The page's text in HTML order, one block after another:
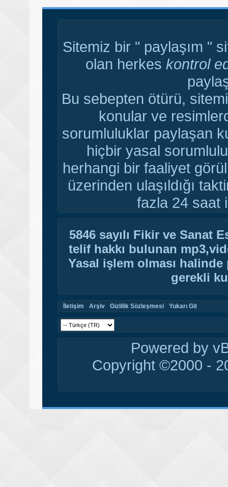
Sitemiz bir " paylaşım "
olan herkes kontrol
Bu sebepten ötürü,
konular ve
sorumluluklar paylaşan
hiçbir yasal
herhangi bir faaliyet
üzerinden ulaşıldığı
fazla 24 saat
5846 sayılı Fikir ve Sanat
telif hakkı bulunan
Yasal işlem olması
gerekli
İletişim Arşiv Gizlilik Sözleşmesi Yukarı Git
Powered by
Copyright ©2000 -